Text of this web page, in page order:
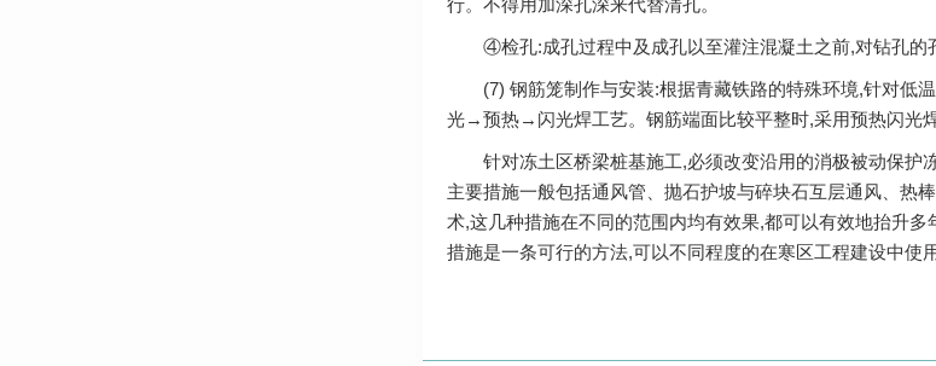
行。不得用加深孔深来代替清孔。
④检孔:成孔过程中及成孔以至灌注混凝土之前,对钻孔的孔
(7) 钢筋笼制作与安装:根据青藏铁路的特殊环境,针对低温
光→预热→闪光焊工艺。钢筋端面比较平整时,采用预热闪光
针对冻土区桥梁桩基施工,必须改变沿用的消极被动保护冻
主要措施一般包括通风管、抛石护坡与碎块石互层通风、热
术,这几种措施在不同的范围内均有效果,都可以有效地抬升
措施是一条可行的方法,可以不同程度的在寒区工程建设中使用